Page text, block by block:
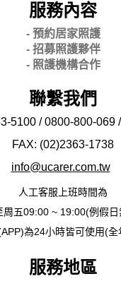
服務內容
- 預約居家照護
- 招募照護夥伴
- 照護機構合作
聯繫我們
5100 / 0800-800-069
FAX: (02)2363-1738
info@ucarer.com.tw
人工客服上班時間為
周五09:00 ~ 19:00(例假日
為24小時皆可使用(全
服務地區